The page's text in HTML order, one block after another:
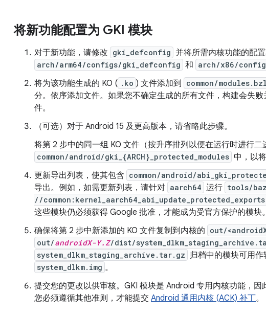
将新功能配置为 GKI 模块
对于新功能，请修改 gki_defconfig 并将所需内核功能的配
arch/arm64/configs/gki_defconfig 和 arch/x86/
将为该功能生成的 KO ( .ko ) 文件添加到 common/modules.bzl
分。依序添加文件。如果您不确定生成的所有文件，构建会失
件。
（可选）对于 Android 15 及更高版本，请省略此步骤。
将第 2 步中的同一组 KO 文件（按升序排列以便在运行时进行二
common/android/gki_{ARCH}_protected_modules 中，以
更新导出列表，使其包含 common/android/
导出。例如，如需更新列表，请针对 aarch64 运行 tools/
//common:kernel_aarch64_abi_update_protected_exports
这些模块仍必须获得 Google 批准，才能成为受官方保护的模块。
确保将第 2 步中新添加的 KO 文件复制到内核的 out/
out/androidX-Y.Z/dist/
system_dlkm_staging_archive.tar.gz 归档中的模块可用
system_dlkm.img 。
提交您的更改以供审核。GKI 模块是 Android 专用内核功能，因
您必须遵循其他准则，才能提交 Android 通用内核 (ACK) 补丁。